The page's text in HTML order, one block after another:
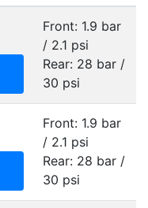
Front: 1.9 bar
/ 2.1 psi
Rear: 28 bar /
30 psi
Front: 1.9 bar
/ 2.1 psi
Rear: 28 bar /
30 psi